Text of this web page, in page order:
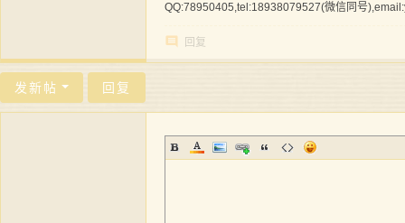
QQ:78950405,tel:18938079527(微信同号
回复
发新帖 回复